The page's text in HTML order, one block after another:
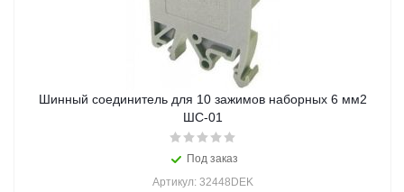
Шинный соединитель для 10 зажимов наборных 6 мм2
ШС-01
Под заказ
Артикул: 32448DEK